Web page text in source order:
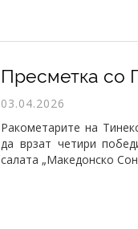
03.04.2026
Ракометарите на
да врзат четири
салата „Македонско